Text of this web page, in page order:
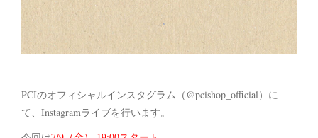
PCIのオフィシャルインスタグラム（@pcishop_official）に
て、Instagramライブを行います。